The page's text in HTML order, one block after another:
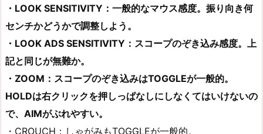
・LOOK SENSITIVITY：一般的なマウス感度。振り向き何
センチかどうかで調整しよう。
・LOOK ADS SENSITIVITY：スコープのぞき込み感度。上
記と同じが無難か。
・ZOOM：スコープのぞき込みはTOGGLEが一般的。
HOLDは右クリックを押しっぱなしにしなくてはいけないの
で、AIMがぶれやすい。
・CROUCH：しゃがみもTOGGLEが一般的。